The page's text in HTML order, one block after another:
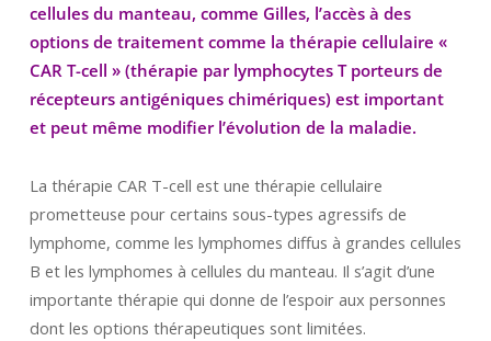
cellules du manteau, comme Gilles, l’accès à des
options de traitement comme la thérapie cellulaire «
CAR T-cell » (thérapie par lymphocytes T porteurs de
récepteurs antigéniques chimériques) est important
et peut même modifier l’évolution de la maladie.
La thérapie CAR T-cell est une thérapie cellulaire
prometteuse pour certains sous-types agressifs de
lymphome, comme les lymphomes diffus à grandes cellules
B et les lymphomes à cellules du manteau. Il s’agit d’une
importante thérapie qui donne de l’espoir aux personnes
dont les options thérapeutiques sont limitées.